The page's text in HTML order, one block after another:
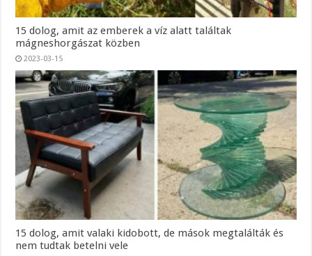
15 dolog, amit az emberek a víz alatt találtak
mágneshorgászat közben
2023-03-15
15 dolog, amit valaki kidobott, de mások megtalálták és
nem tudtak betelni vele